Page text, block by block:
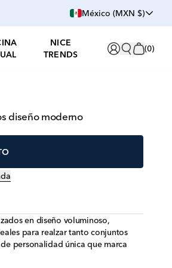
México (MXN $)
NICE
TRENDS
(0)
diseño moderno
en diseño voluminoso,
para realzar tanto conjuntos
personalidad única que marca